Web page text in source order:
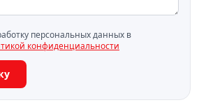
персональных данных в
конфиденциальности